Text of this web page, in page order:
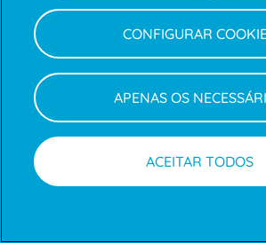
CONFIGURAR
APENAS OS
ACEITAR TODOS